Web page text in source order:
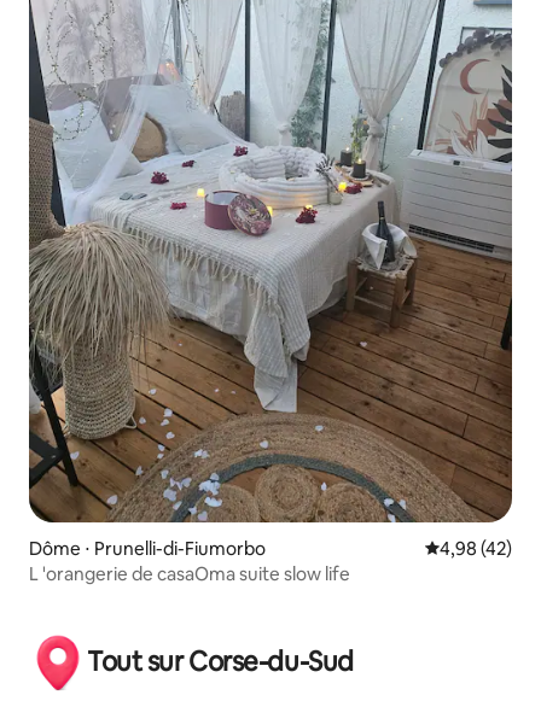
Dôme ⋅ Prunelli-di-Fiumorbo Évaluation
4,98 (42)
L 'orangerie de casaOma suite slow life
Tout sur Corse-du-Sud